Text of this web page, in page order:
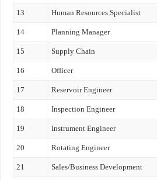
13 Human Resources Specialist
14 Planning Manager
15 Supply Chain
16 Officer
17 Reservoir Engineer
18 Inspection Engineer
19 Instrument Engineer
20 Rotating Engineer
21 Sales/Business Development